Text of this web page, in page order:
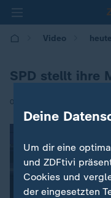
Video
SPD stellt ihre
05.05.2025 | 19:00
Deine
Um dir eine
und ZDFtivi
Cookies und
der eingesetzten